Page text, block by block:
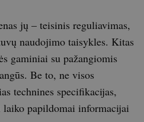
jų – teisinis reguliavimas,
naudojimo taisykles. Kitas
gaminiai su pažangiomis
Be to, ne visos
technines specifikacijas,
papildomai informacijai